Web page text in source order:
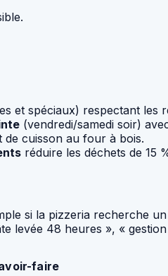
et spéciaux) respectant les
(vendredi/samedi soir)
de cuisson au four à bois.
réduire les déchets de 15
si la pizzeria recherche
levée 48 heures », «
faire